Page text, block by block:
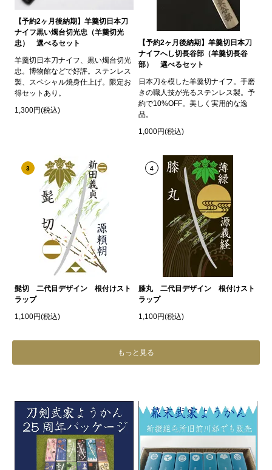
【予約2ヶ月後納期】羊羹切日本刀
ナイフ黒い燭台切光忠（羊羹切光
忠） 選べるセット
羊羹切日本刀ナイフ、黒い燭台切光
忠。博物館などで好評。ステンレス
製、スペシャル焼身仕上げ。限定お
得セットあり。
1,300円(税込)
【予約2ヶ月後納期】羊羹切日本刀
ナイフへし切長谷部（羊羹切長谷
部） 選べるセット
日本刀を模した羊羹切ナイフ。手磨
きの職人技が光るステンレス製。予
約で10%OFF。美しく実用的な逸
品。
1,000円(税込)
3
髭切 二代目デザイン 根付けスト
ラップ
1,100円(税込)
4
膝丸 二代目デザイン 根付けスト
ラップ
1,100円(税込)
もっと見る